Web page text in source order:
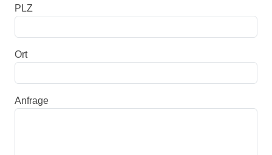
PLZ
Ort
Anfrage